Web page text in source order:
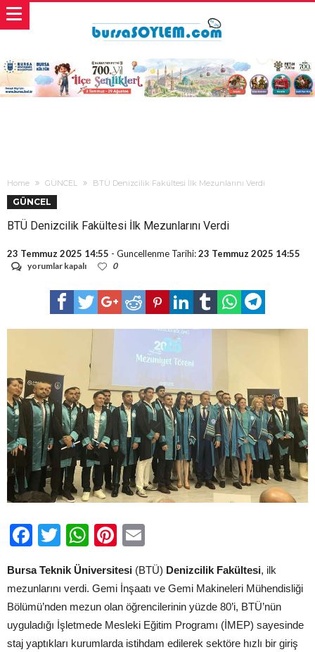
Home GÜNCEL BTÜ Denizcilik Fakültesi İlk Mezunlarını Verdi
GÜNCEL
BTÜ Denizcilik Fakültesi İlk Mezunlarını Verdi
23 Temmuz 2025 14:55 - Guncellenme Tarihi:23 Temmuz 2025 14:55
BTÜ
Fakültesi
Mezunlarını
yorumlar kapalı 0
Facebook
TwitterWhatsApp
Pinterest
Bursa Teknik Üniversitesi (BTÜ) Denizcilik Fakültesi, ilk
mezunlarını verdi. Gemi İnşaatı ve Gemi Makineleri Mühendisliği
Bölümü’nden mezun olan öğrencilerinin yüzde 80’i, BTÜ’nün
uyguladığı İşletmede Mesleki Eğitim Programı (İMEP) sayesinde
staj yaptıkları kurumlarda istihdam edilerek sektöre hızlı bir giriş